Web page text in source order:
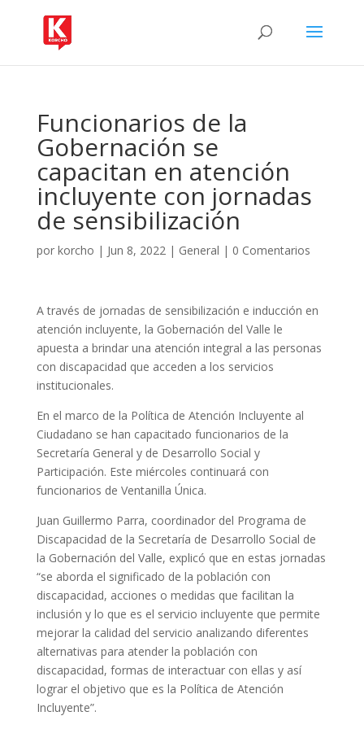
Funcionarios de la
Gobernación se
capacitan en atención
incluyente con jornadas
de sensibilización
por korcho | Jun 8, 2022| General | 0 Comentarios
A través de jornadas de sensibilización e inducción en
atención incluyente, la Gobernación del Valle le
apuesta a brindar una atención integral a las personas
con discapacidad que acceden a los servicios
institucionales.
En el marco de la Política de Atención Incluyente al
Ciudadano se han capacitado funcionarios de la
Secretaría General y de Desarrollo Social y
Participación. Este miércoles continuará con
funcionarios de Ventanilla Única.
Juan Guillermo Parra, coordinador del Programa de
Discapacidad de la Secretaría de Desarrollo Social de
la Gobernación del Valle, explicó que en estas jornadas
“se aborda el significado de la población con
discapacidad, acciones o medidas que facilitan la
inclusión y lo que es el servicio incluyente que permite
mejorar la calidad del servicio analizando diferentes
alternativas para atender la población con
discapacidad, formas de interactuar con ellas y así
lograr el objetivo que es la Política de Atención
Incluyente”.